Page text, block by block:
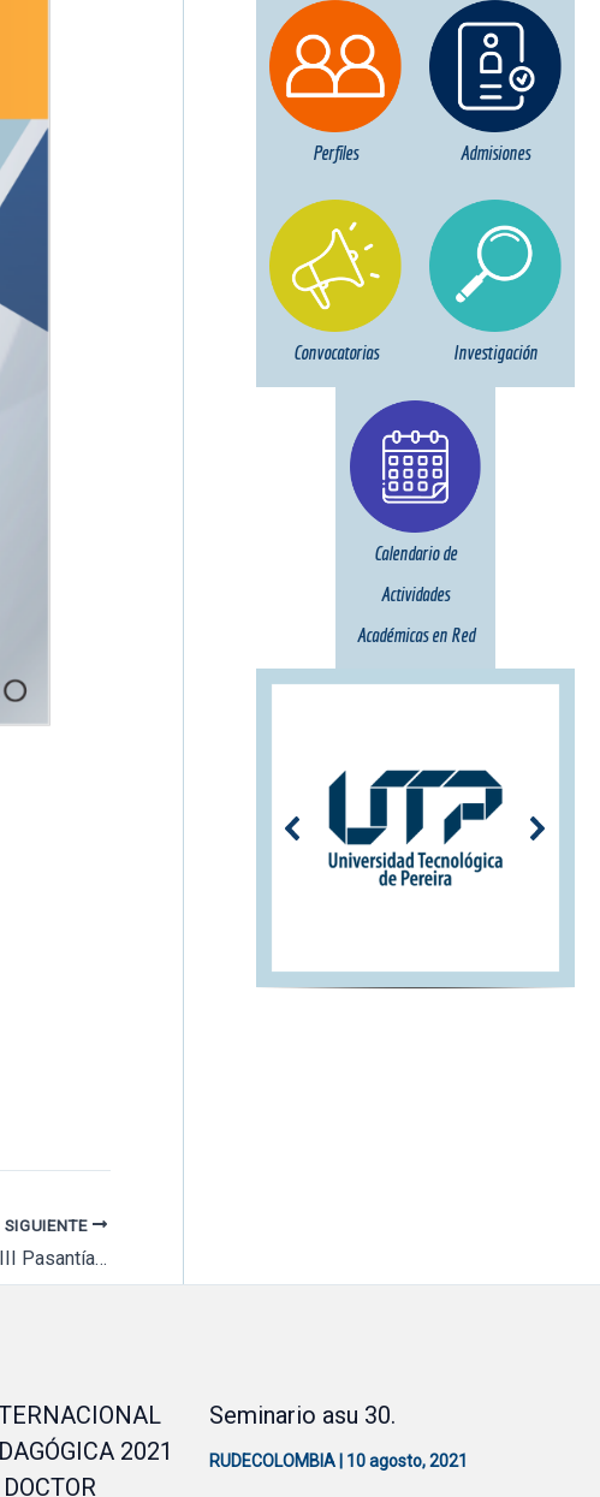
SIGUIENTE
Acto académico de Instalación de la III Pasantía Internacional Virtual RUDECOLOMBIA – UNAD Florida
Perfiles Admisiones
Convocatorias Investigación
Calendario de
Actividades
Académicas en Red
2021
Seminario asu 30.
RUDECOLOMBIA 10 agosto, 2021